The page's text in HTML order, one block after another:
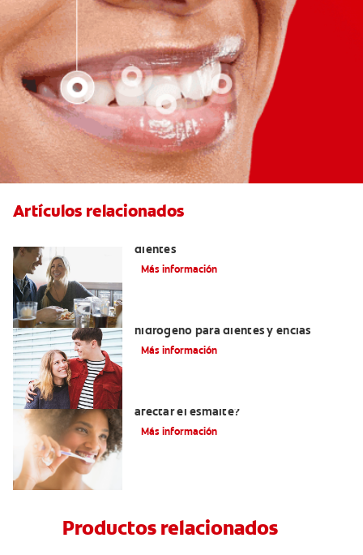
Artículos relacionados
dientes
Más información
hidrógeno para dientes y encías
Más información
afectar el esmalte?
Más información
Productos relacionados